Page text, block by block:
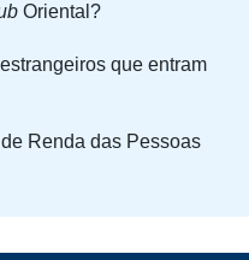
Oriental?
que entram
Renda das Pessoas